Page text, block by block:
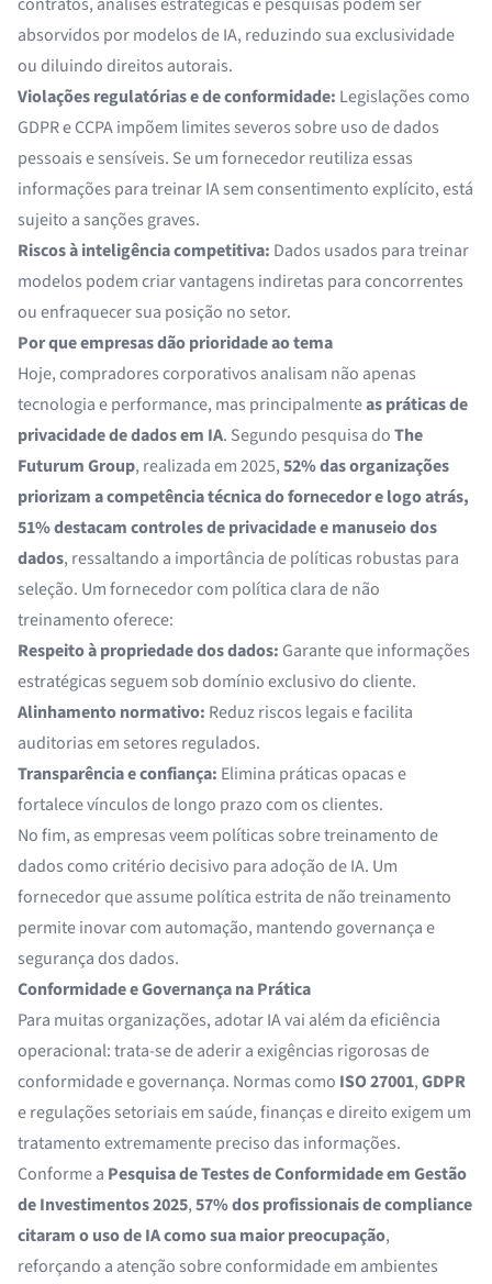
absorvidos por modelos de IA, reduzindo sua exclusividade
ou diluindo direitos autorais.
Violações regulatórias e de conformidade: Legislações como
GDPR e CCPA impõem limites severos sobre uso de dados
pessoais e sensíveis. Se um fornecedor reutiliza essas
informações para treinar IA sem consentimento explícito, está
sujeito a sanções graves.
Riscos à inteligência competitiva: Dados usados para treinar
modelos podem criar vantagens indiretas para concorrentes
ou enfraquecer sua posição no setor.
Por que empresas dão prioridade ao tema
Hoje, compradores corporativos analisam não apenas
tecnologia e performance, mas principalmenteas práticas de
privacidade de dados em IA. Segundo pesquisa doThe
Futurum Group, realizada em 2025,52% das organizações
priorizam a competência técnica do fornecedor e logo atrás,
51% destacam controles de privacidade e manuseio dos
dados, ressaltando a importância de políticas robustas para
seleção. Um fornecedor com política clara de não
treinamento oferece:
Respeito à propriedade dos dados: Garante que informações
estratégicas seguem sob domínio exclusivo do cliente.
Alinhamento normativo: Reduz riscos legais e facilita
auditorias em setores regulados.
Transparência e confiança: Elimina práticas opacas e
fortalece vínculos de longo prazo com os clientes.
No fim, as empresas veem políticas sobre treinamento de
dados como critério decisivo para adoção de IA. Um
fornecedor que assume política estrita de não treinamento
permite inovar com automação, mantendo governança e
segurança dos dados.
Conformidade e Governança na Prática
Para muitas organizações, adotar IA vai além da eficiência
operacional: trata-se de aderir a exigências rigorosas de
conformidade e governança. Normas como ISO 27001,GDPR
e regulações setoriais em saúde, finanças e direito exigem um
tratamento extremamente preciso das informações.
Conforme a Pesquisa de Testes de Conformidade em Gestão
de Investimentos 2025,57% dos profissionais de compliance
citaram o uso de IA como sua maior preocupação,
reforçando a atenção sobre conformidade em ambientes